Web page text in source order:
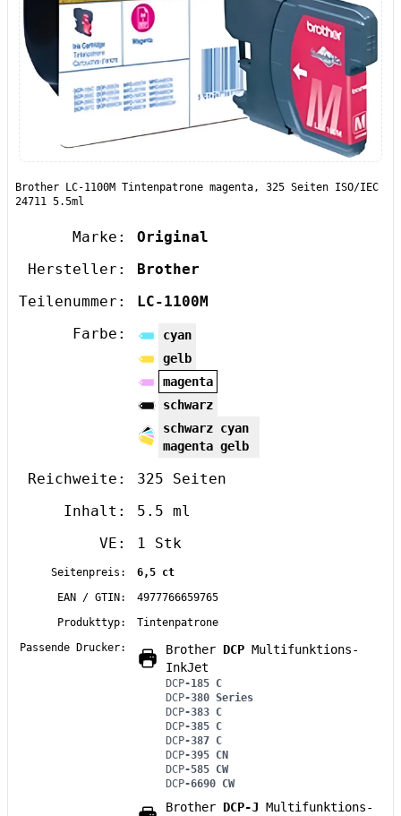
Brother LC-1100M Tintenpatrone magenta, 325 Seiten ISO/IEC
24711 5.5ml
Marke:
Original
Hersteller:
Brother
Teilenummer:
LC-1100M
Farbe:
cyan
gelb
magenta
schwarz
schwarz cyan
magenta gelb
Reichweite:
325 Seiten
Inhalt:
5.5 ml
VE:
1 Stk
Seitenpreis:
6,5 ct
EAN / GTIN:
4977766659765
Produkttyp:
Tintenpatrone
Passende Drucker:
Brother DCP Multifunktions-
InkJet
DCP-185 C
DCP-380 Series
DCP-383 C
DCP-385 C
DCP-387 C
DCP-395 CN
DCP-585 CW
DCP-6690 CW
Brother DCP-J Multifunktions-